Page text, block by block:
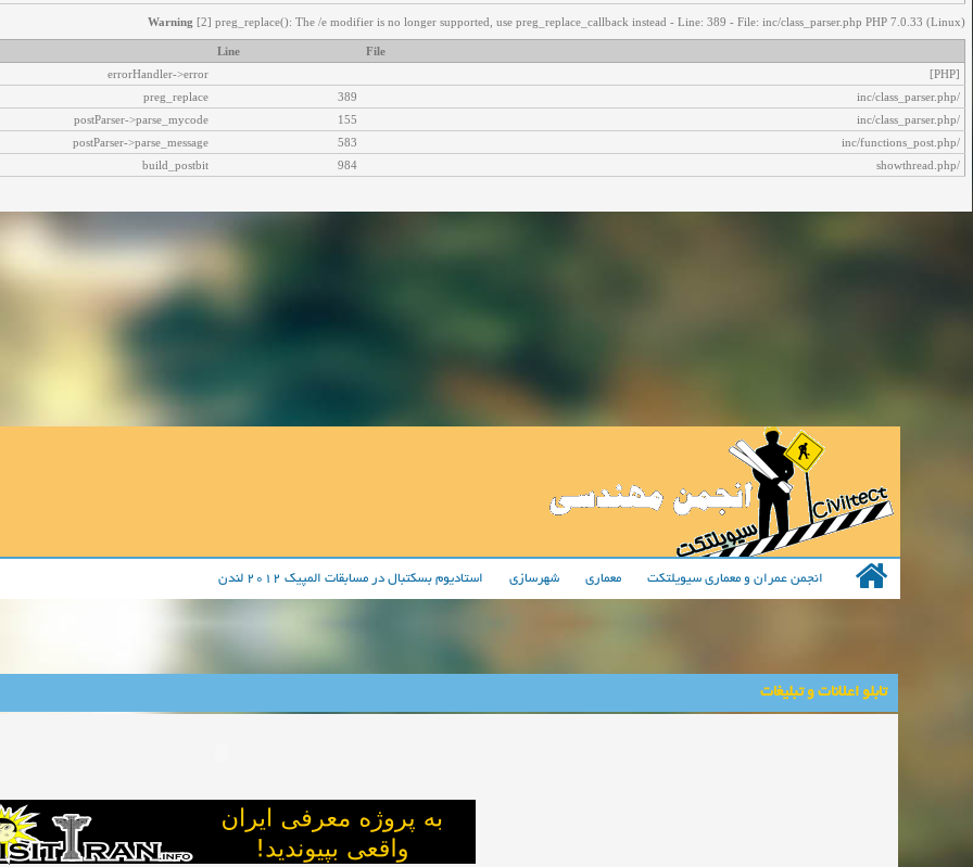
Warning [2] preg_replace(): The /e modifier is no longer supported, use preg_replace_callback instead - Line: 389 - File: inc/class_parser.php PHP 7.0.33 (Linux)
File
Line
[PHP]
errorHandler->error
/inc/class_parser.php
389
preg_replace
/inc/class_parser.php
155
postParser->parse_mycode
/inc/functions_post.php
583
postParser->parse_message
/showthread.php
984
build_postbit
انجمن عمران و معماری سیویلتکت معماری شهرسازی استادیوم بسکتبال در مسابقات المپیک 2012 لندن
تابلو اعلانات و تبلیغات